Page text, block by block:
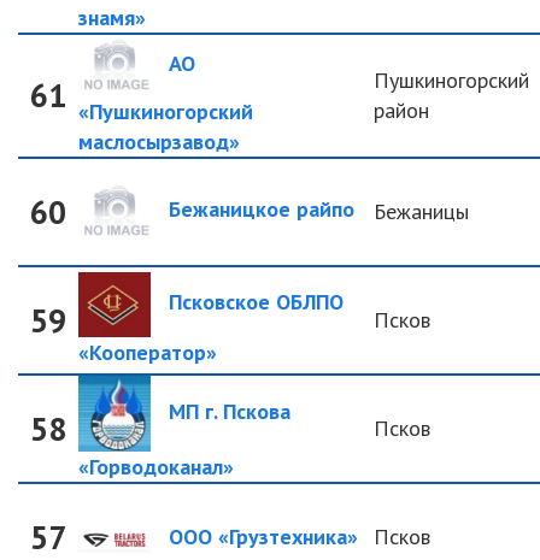
знамя»
61
АО
«Пушкиногорский
маслосырзавод»
Пушкиногорский
район
60 Бежаницкое райпо Бежаницы
59
Псковское ОБЛПО
«Кооператор»
Псков
58 МП г. Пскова
«Горводоканал»
Псков
57 ООО «Грузтехника» Псков